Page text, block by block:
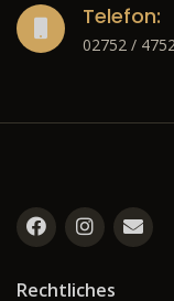
Telefon:
02752 /
Rechtliches